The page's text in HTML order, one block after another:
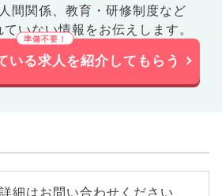
間関係、 教育・研修制度など
いない情報をお伝えします。
いる求人を紹介してもらう
細はお問い合わせください